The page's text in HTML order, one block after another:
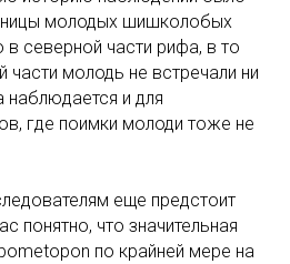
молодых шишколобых
в северной части рифа, в то
молодь не встречали ни
наблюдается и для
где поимки молоди тоже не
еще предстоит
понятно, что значительная
по крайней мере на